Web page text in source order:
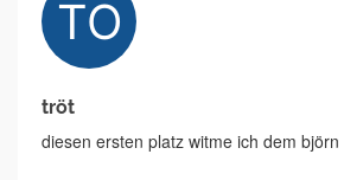
tröt
diesen ersten platz witme ich dem björn